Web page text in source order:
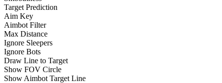
Target Prediction
Aim Key
Aimbot Filter
Max Distance
Ignore Sleepers
Ignore Bots
Draw Line to Target
Show FOV Circle
Show Aimbot Target Line